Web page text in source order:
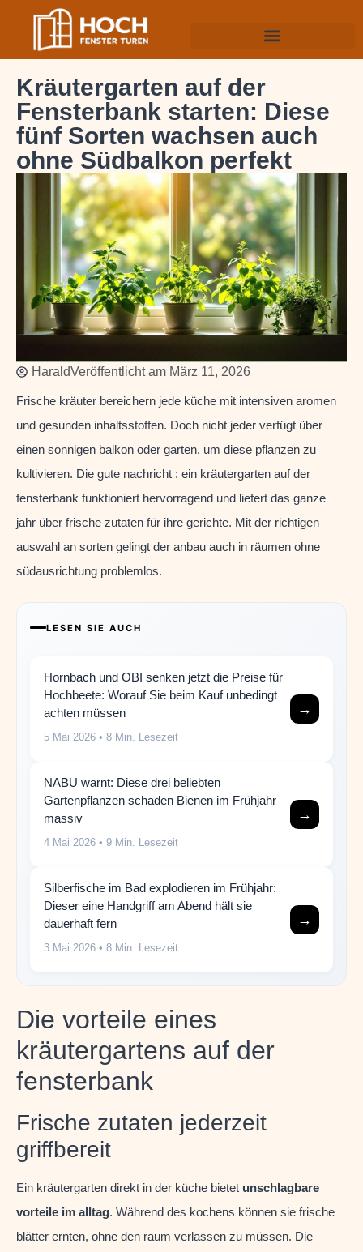
Kräutergarten auf der
Fensterbank starten: Diese
fünf Sorten wachsen auch
ohne Südbalkon perfekt
HaraldVeröffentlicht am März 11, 2026
Frische kräuter bereichern jede küche mit intensiven aromen
und gesunden inhaltsstoffen. Doch nicht jeder verfügt über
einen sonnigen balkon oder garten, um diese pflanzen zu
kultivieren. Die gute nachricht : ein kräutergarten auf der
fensterbank funktioniert hervorragend und liefert das ganze
jahr über frische zutaten für ihre gerichte. Mit der richtigen
auswahl an sorten gelingt der anbau auch in räumen ohne
südausrichtung problemlos.
LESEN SIE AUCH
Hornbach und OBI senken jetzt die Preise für
Hochbeete: Worauf Sie beim Kauf unbedingt
achten müssen
5 Mai 2026 • 8 Min. Lesezeit
→
NABU warnt: Diese drei beliebten
Gartenpflanzen schaden Bienen im Frühjahr
massiv
4 Mai 2026 • 9 Min. Lesezeit
→
Silberfische im Bad explodieren im Frühjahr:
Dieser eine Handgriff am Abend hält sie
dauerhaft fern
3 Mai 2026 • 8 Min. Lesezeit
→
Die vorteile eines
kräutergartens auf der
fensterbank
Frische zutaten jederzeit
griffbereit
Ein kräutergarten direkt in der küche bietet unschlagbare
vorteile im alltag. Während des kochens können sie frische
blätter ernten, ohne den raum verlassen zu müssen. Die